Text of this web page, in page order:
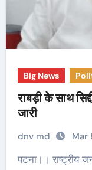
Big News
राबड़ी के साथ
जारी
dnv md Mar
पटना।। राष्ट्रीय जनता दल ने विधान परिषद चुनाव के लिए अपने